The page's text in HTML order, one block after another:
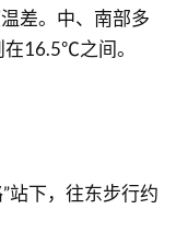
差。中、南部多
16.5℃之间。
站下，往东步行约